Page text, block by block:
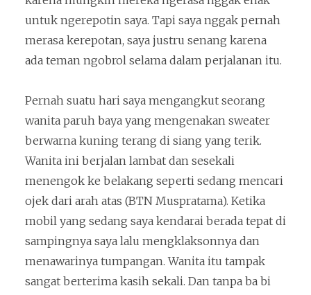
untuk ngerepotin saya. Tapi saya nggak pernah
merasa kerepotan, saya justru senang karena
ada teman ngobrol selama dalam perjalanan itu.
Pernah suatu hari saya mengangkut seorang
wanita paruh baya yang mengenakan sweater
berwarna kuning terang di siang yang terik.
Wanita ini berjalan lambat dan sesekali
menengok ke belakang seperti sedang mencari
ojek dari arah atas (BTN Muspratama). Ketika
mobil yang sedang saya kendarai berada tepat di
sampingnya saya lalu mengklaksonnya dan
menawarinya tumpangan. Wanita itu tampak
sangat berterima kasih sekali. Dan tanpa ba bi